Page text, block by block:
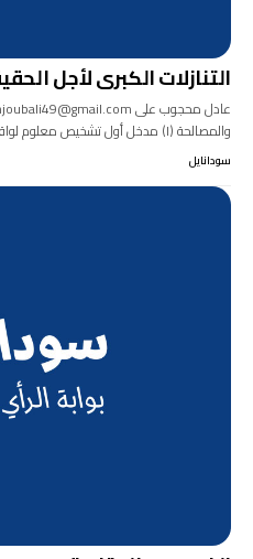
التنازلات الكبرى لأجل
والمصالحة (١) مدخل أول تشخيص معلوم لواقع مأزوم .. •…
سودانايل